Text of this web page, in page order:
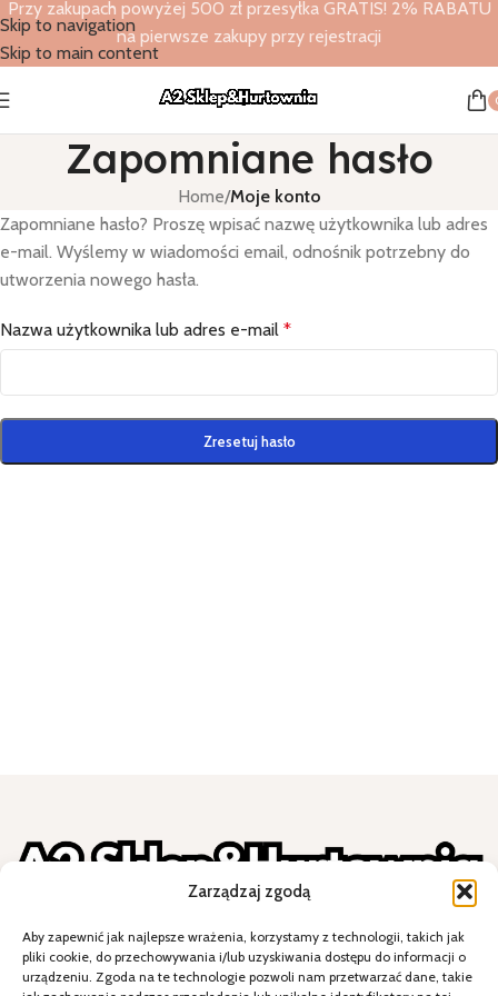
Zarządzaj zgodą
Aby zapewnić jak najlepsze wrażenia, korzystamy z technologii, takich jak
pliki cookie, do przechowywania i/lub uzyskiwania dostępu do informacji o
urządzeniu. Zgoda na te technologie pozwoli nam przetwarzać dane, takie
Skip to navigation
Skip to main content
Przy zakupach powyżej 500 zł przesyłka GRATIS! 2% RABATU
na pierwsze zakupy przy rejestracji
Zapomniane hasło
Home/Moje konto
Zapomniane hasło? Proszę wpisać nazwę użytkownika lub adres
e-mail. Wyślemy w wiadomości email, odnośnik potrzebny do
utworzenia nowego hasła.
Nazwa użytkownika lub adres e-mail *
Zresetuj hasło
W razie jakichkolwiek pytań zapraszamy do
kontaktu – chętnie pomożemy!